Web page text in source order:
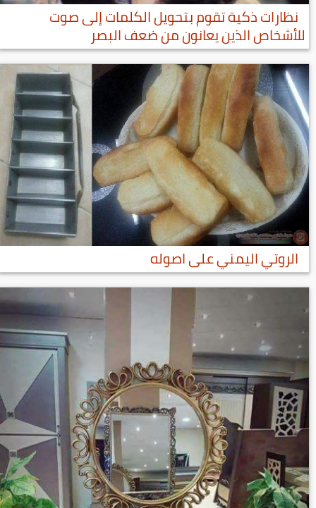
نظارات ذكية تقوم بتحويل الكلمات إلى صوت
للأشخاص الذين يعانون من ضعف البصر
الروتي اليمني على اصوله